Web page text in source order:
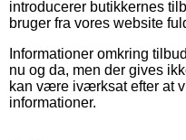
introducerer butikkernes
bruger fra vores website
Informationer omkring
nu og da, men der gives
kan være iværksat efter at
informationer.